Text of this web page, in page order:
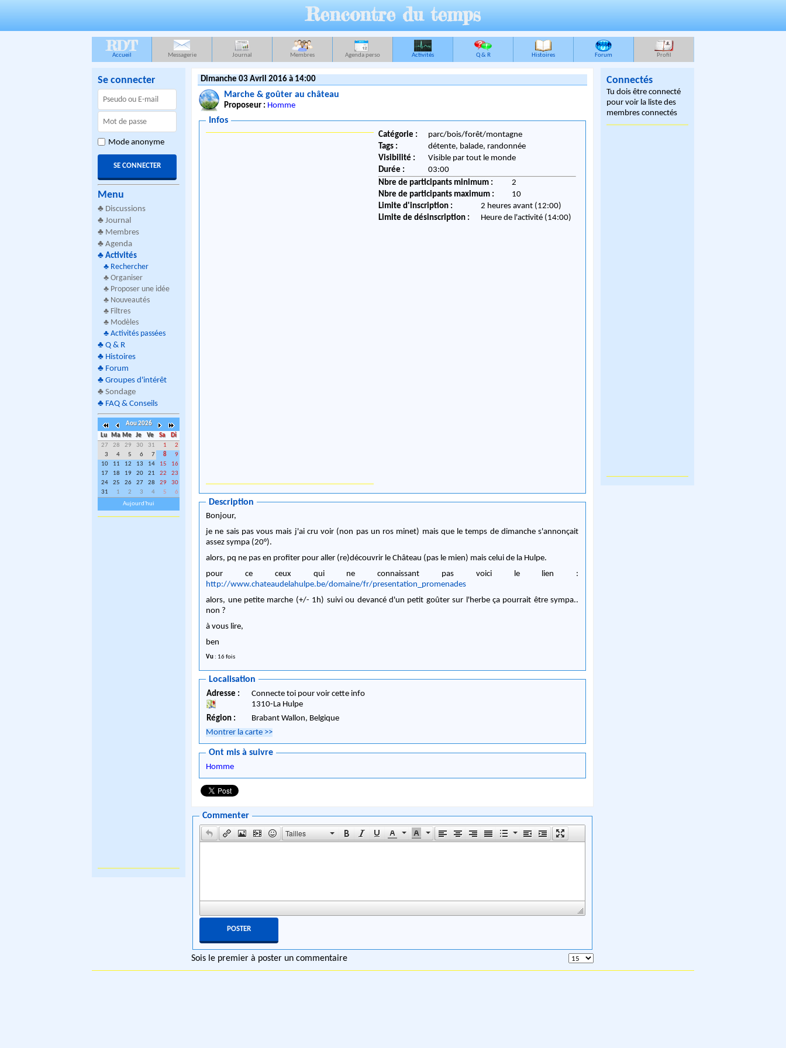
Rencontre du temps
RDT
Accueil Messagerie Journal Membres Agenda perso Activités Q & R Histoires Forum Profil
Se connecter
Mode anonyme
Menu
♣ Discussions
♣ Journal
♣ Membres
♣ Agenda
♣ Activités
♣ Rechercher
♣ Organiser
♣ Proposer une idée
♣ Nouveautés
♣ Filtres
♣ Modèles
♣ Activités passées
♣ Q & R
♣ Histoires
♣ Forum
♣ Groupes d'intérêt
♣ Sondage
♣ FAQ & Conseils
Aou 2026
Lu
Ma Me Je Ve Sa
Di
27
28 29 30 31 1
2
3
4 5 6 7 8
9
10
11 12 13 14 15
16
17
18 19 20 21 22
23
24
25 26 27 28 29
30
31
1 2 3 4 5
6
Aujourd'hui
Dimanche 03 Avril 2016 à 14:00
Marche & goûter au château
Proposeur : Homme
Infos
Catégorie :
parc/bois/forêt/montagne
Tags :
détente, balade, randonnée
Visibilité :
Visible par tout le monde
Durée :
03:00
Nbre de participants minimum :
2
Nbre de participants maximum :
10
Limite d'inscription :
2 heures avant (12:00)
Limite de désinscription :
Heure de l'activité (14:00)
Description
Bonjour,
je ne sais pas vous mais j'ai cru voir (non pas un ros minet) mais que le temps de dimanche s'annonçait
assez sympa (20°).
alors, pq ne pas en profiter pour aller (re)découvrir le Château (pas le mien) mais celui de la Hulpe.
pour ce ceux qui ne connaissant pas voici le lien :
http://www.chateaudelahulpe.be/domaine/fr/presentation_promenades
alors, une petite marche (+/- 1h) suivi ou devancé d'un petit goûter sur l'herbe ça pourrait être sympa..
non ?
à vous lire,
ben
Vu : 16 fois
Localisation
Adresse :
Connecte toi pour voir cette info
1310-La Hulpe
Région :
Brabant Wallon, Belgique
Montrer la carte >>
Ont mis à suivre
Homme
Commenter
Tailles
Sois le premier à poster un commentaire
Connectés
Tu dois être connecté
pour voir la liste des
membres connectés